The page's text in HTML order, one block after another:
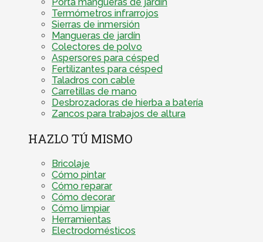
Termómetros infrarrojos
Sierras de inmersión
Mangueras de jardín
Colectores de polvo
Aspersores para césped
Fertilizantes para césped
Taladros con cable
Carretillas de mano
Desbrozadoras de hierba a batería
Zancos para trabajos de altura
HAZLO TÚ MISMO
Bricolaje
Cómo pintar
Cómo reparar
Cómo decorar
Cómo limpiar
Herramientas
Electrodomésticos